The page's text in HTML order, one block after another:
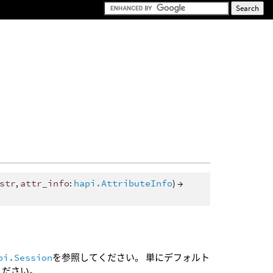
str, attr_info: hapi.AttributeInfo) →
を参照してください。 単にデフォルト